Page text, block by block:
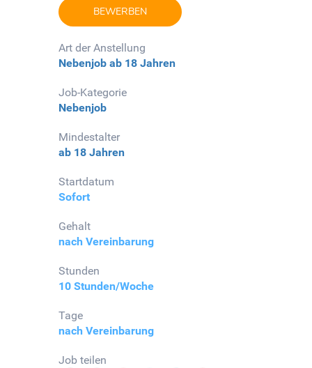
BEWERBEN
Art der Anstellung
Nebenjob ab 18 Jahren
Job-Kategorie
Nebenjob
Mindestalter
ab 18 Jahren
Startdatum
Sofort
Gehalt
nach Vereinbarung
Stunden
10 Stunden/Woche
Tage
nach Vereinbarung
Job teilen